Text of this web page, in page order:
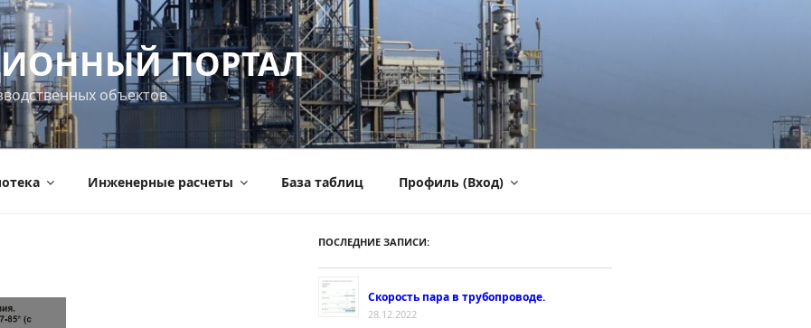
ПОРТАЛ
объектов
Инженерные расчеты База таблиц Профиль (Вход)
ПОСЛЕДНИЕ ЗАПИСИ:
Скорость пара в трубопроводе.
28.12.2022